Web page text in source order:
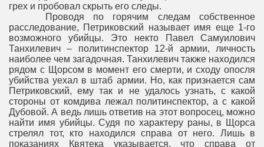
грех и пробовал скрыть его следы.
Проводя по горячим следам собственное
расследование, Петриковский называет имя еще 1-го
возможного убийцы. Это некто Павел Самуилович
Танхилевич – политинспектор 12-й армии, личность
наиболее чем загадочная. Танхилевич также находился
рядом с Щорсом в момент его смерти, и сходу опосля
убийства уехал в штаб армии. Но, как признается сам
Петриковский, ему так и не удалось узнать, с какой
стороны от комдива лежал политинспектор, а с какой
Дубовой. А ведь лишь ответив на этот вопросец, можно
найти имя убийцы. Судя по характеру раны, в Щорса
стрелял тот, кто находился справа от него. Лишь в
показаниях Квятека указывается, что справа от